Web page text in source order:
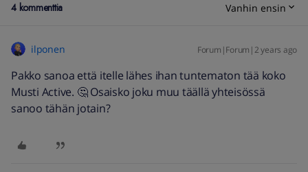
4 kommenttia Vanhin ensin
ilponen Forum|Forum|2 years ago
Pakko sanoa että itelle lähes ihan tuntematon tää koko
Musti Active. 🤔 Osaisko joku muu täällä yhteisössä
sanoo tähän jotain?